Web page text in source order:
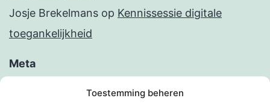
Toestemming beheren
Josje Brekelmans op Kennissessie digitale
toegankelijkheid
Meta